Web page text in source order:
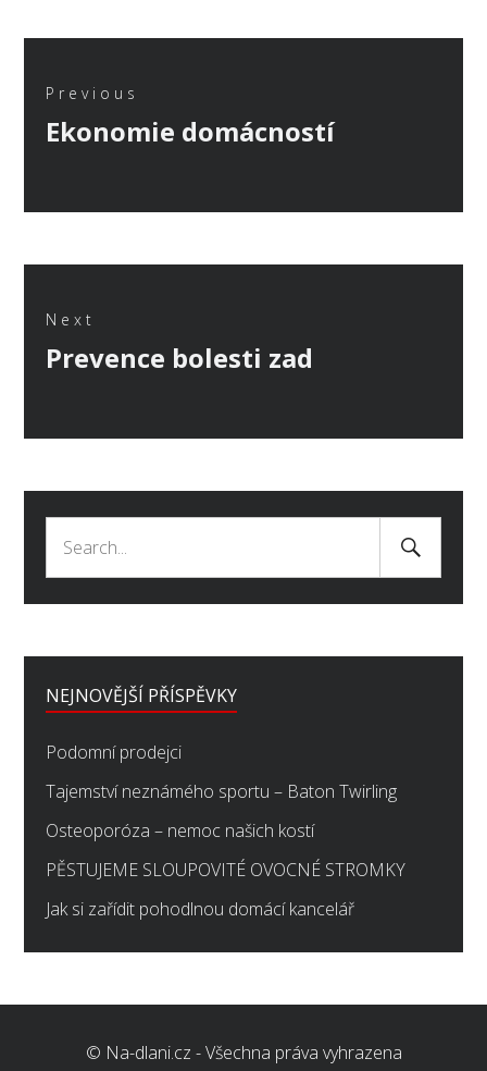
pro
příspěvek
Previous
Previous
Ekonomie domácností
Next
Next
Prevence bolesti zad
Search
for:
Search
Submit
NEJNOVĚJŠÍ PŘÍSPĚVKY
Podomní prodejci
Tajemství neznámého sportu – Baton Twirling
Osteoporóza – nemoc našich kostí
PĚSTUJEME SLOUPOVITÉ OVOCNÉ STROMKY
Jak si zařídit pohodlnou domácí kancelář
© Na-dlani.cz - Všechna práva vyhrazena